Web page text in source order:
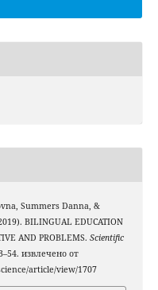
Summers Danna, &
BILINGUAL EDUCATION
AND PROBLEMS. Scientific
извлечено от
article/view/1707